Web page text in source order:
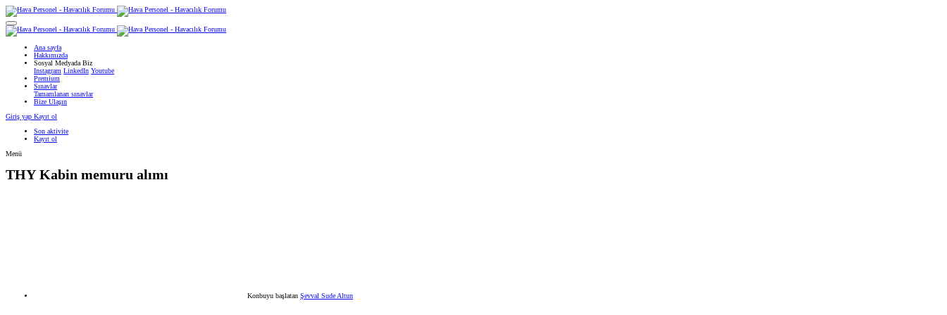
Ana sayfa
Hakkımızda
Sosyal Medyada Biz
Instagram LinkedIn Youtube
Premium
Sınavlar
Tamamlanan sınavlar
Bize Ulaşın
Giriş yap Kayıt ol
Son aktivite
Kayıt ol
Menü
THY Kabin memuru alımı
Konbuyu başlatan Şevval Sude Altun